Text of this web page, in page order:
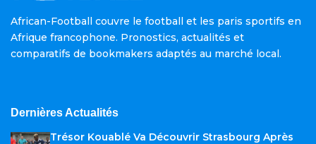
African-Football couvre le football et les paris sportifs en
Afrique francophone. Pronostics, actualités et
comparatifs de bookmakers adaptés au marché local.
Dernières Actualités
Trésor Kouablé Va Découvrir Strasbourg Après